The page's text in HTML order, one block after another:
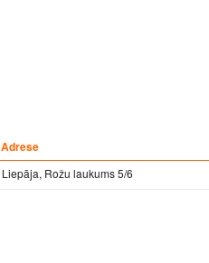
Adrese
Liepāja, Rožu laukums 5/6